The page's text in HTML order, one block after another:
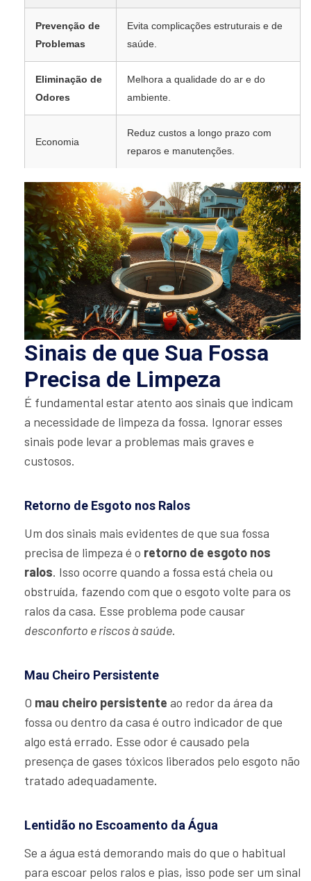
Prevenção de
Problemas
Evita complicações estruturais e de
saúde.
Eliminação de
Odores
Melhora a qualidade do ar e do
ambiente.
Economia
Reduz custos a longo prazo com
reparos e manutenções.
Sinais de que Sua Fossa
Precisa de Limpeza
É fundamental estar atento aos sinais que indicam
a necessidade de limpeza da fossa. Ignorar esses
sinais pode levar a problemas mais graves e
custosos.
Retorno de Esgoto nos Ralos
Um dos sinais mais evidentes de que sua fossa
precisa de limpeza é o retorno de esgoto nos
ralos. Isso ocorre quando a fossa está cheia ou
obstruída, fazendo com que o esgoto volte para os
ralos da casa. Esse problema pode causar
desconforto e riscos à saúde.
Mau Cheiro Persistente
O mau cheiro persistente ao redor da área da
fossa ou dentro da casa é outro indicador de que
algo está errado. Esse odor é causado pela
presença de gases tóxicos liberados pelo esgoto não
tratado adequadamente.
Lentidão no Escoamento da Água
Se a água está demorando mais do que o habitual
para escoar pelos ralos e pias, isso pode ser um sinal